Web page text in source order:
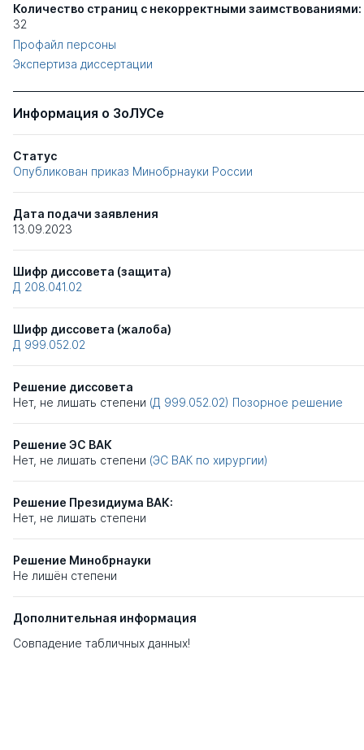
Количество страниц с некорректными заимствованиями:
32
Профайл персоны
Экспертиза диссертации
Информация о ЗоЛУСе
Статус
Опубликован приказ Минобрнауки России
Дата подачи заявления
13.09.2023
Шифр диссовета (защита)
Д 208.041.02
Шифр диссовета (жалоба)
Д 999.052.02
Решение диссовета
Нет, не лишать степени (Д 999.052.02) Позорное решение
Решение ЭС ВАК
Нет, не лишать степени (ЭС ВАК по хирургии)
Решение Президиума ВАК:
Нет, не лишать степени
Решение Минобрнауки
Не лишён степени
Дополнительная информация
Совпадение табличных данных!